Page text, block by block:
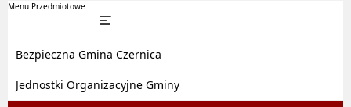
Menu Przedmiotowe
Bezpieczna Gmina Czernica
Jednostki Organizacyjne Gminy